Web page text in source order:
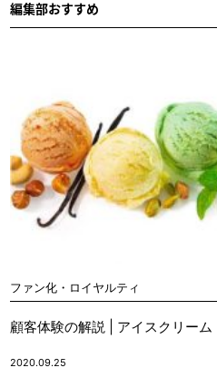
編集部おすすめ
ファン化・ロイヤルティ
顧客体験の解説 | アイスクリー
2020.09.25